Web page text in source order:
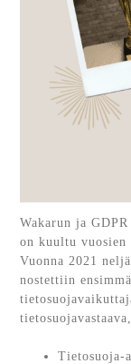
Wakarun ja
on kuultu vuosien
Vuonna 2021
nostettiin
Tietosuoja-